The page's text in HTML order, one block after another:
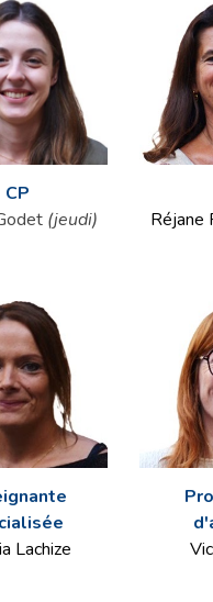
CP
(jeudi)
Réjane
Lachize